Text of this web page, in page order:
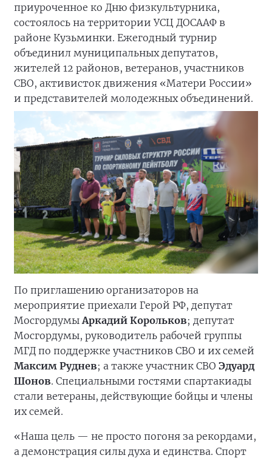
приуроченное ко Дню физкультурника,
состоялось на территории УСЦ ДОСААФ в
районе Кузьминки. Ежегодный турнир
объединил муниципальных депутатов,
жителей 12 районов, ветеранов, участников
СВО, активисток движения «Матери России»
и представителей молодежных объединений.
По приглашению организаторов на
мероприятие приехали Герой РФ, депутат
Мосгордумы Аркадий Корольков; депутат
Мосгордумы, руководитель рабочей группы
МГД по поддержке участников СВО и их семей
Максим Руднев; а также участник СВО Эдуард
Шонов. Специальными гостями спартакиады
стали ветераны, действующие бойцы и члены
их семей.
«Наша цель — не просто погоня за рекордами,
а демонстрация силы духа и единства. Спорт